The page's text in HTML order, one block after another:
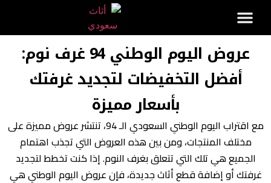
عروض اليوم الوطني 94 غرف نوم:
أفضل التخفيضات لتجديد غرفتك
بأسعار مميزة
مع اقتراب اليوم الوطني السعودي الـ 94، تنتشر عروض مميزة على
مختلف المنتجات، ومن بين هذه العروض التي تجذب اهتمام
الجميع هي تلك التي تتعلق بغرف النوم. إذا كنت تخطط لتجديد
غرفتك أو إضافة قطع أثاث جديدة، فإن عروض اليوم الوطني هي